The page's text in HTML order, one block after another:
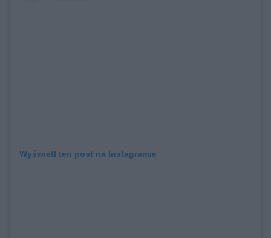
Wyświetl ten post na Instagramie